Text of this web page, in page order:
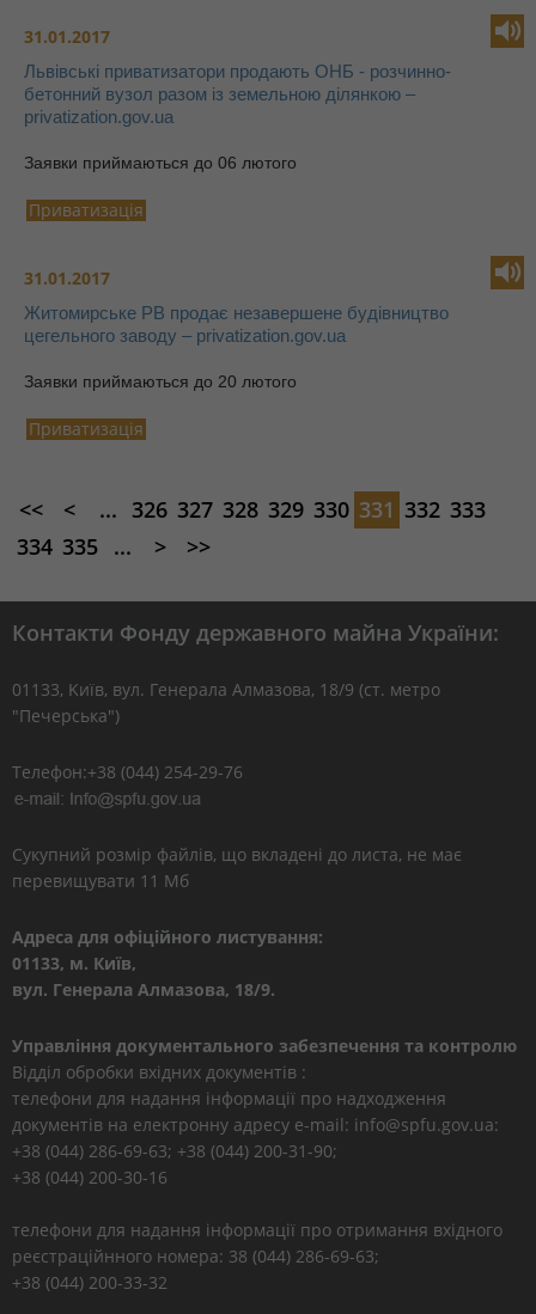
31.01.2017
Львівські приватизатори продають ОНБ - розчинно-
бетонний вузол разом із земельною ділянкою –
privatization.gov.ua
Заявки приймаються до 06 лютого
Приватизація
31.01.2017
Житомирське РВ продає незавершене будівництво
цегельного заводу – privatization.gov.ua
Заявки приймаються до 20 лютого
Приватизація
<< < ... 326 327 328 329 330 331 332 333
334 335 ... > >>
Контакти Фонду державного майна України:
01133, Kиїв, вул. Генерала Алмазова, 18/9 (ст. метро
"Печерська")
Телефон:+38 (044) 254-29-76
Сукупний розмір файлів, що вкладені до листа, не має
перевищувати 11 Мб
Адреса для офіційного листування:
01133, м. Київ,
вул. Генерала Алмазова, 18/9.
Управління документального забезпечення та контролю
Відділ обробки вхідних документів :
телефони для надання інформації про надходження
документів на електронну адресу e-mail: info@spfu.gov.ua:
+38 (044) 286-69-63; +38 (044) 200-31-90;
+38 (044) 200-30-16
телефони для надання інформації про отримання вхідного
реєстраційнного номера: 38 (044) 286-69-63;
+38 (044) 200-33-32